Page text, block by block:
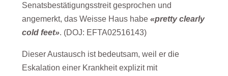
Senatsbestätigungsstreit gesprochen und
angemerkt, das Weisse Haus habe «pretty clearly
cold feet». (DOJ: EFTA02516143)
Dieser Austausch ist bedeutsam, weil er die
Eskalation einer Krankheit explizit mit